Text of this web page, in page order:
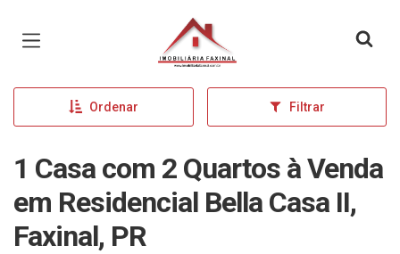
Página inicial
Ordenar Filtrar
1 Casa com 2 Quartos à Venda
em Residencial Bella Casa II,
Faxinal, PR